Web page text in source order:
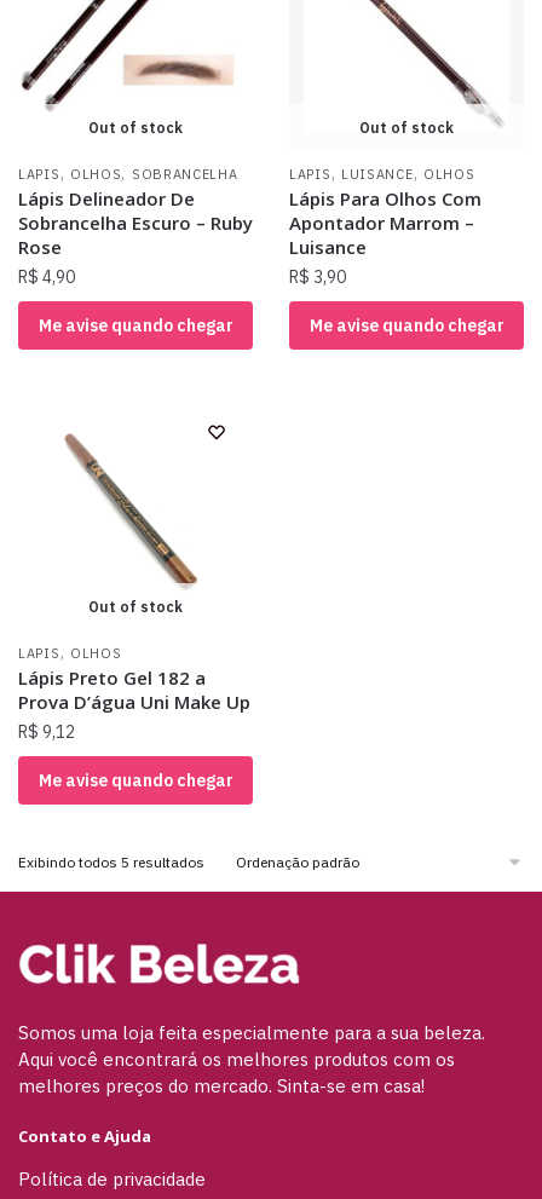
Out of stock
LAPIS , OLHOS, SOBRANCELHA
Lápis Delineador De
Sobrancelha Escuro – Ruby
Rose
R$ 4,90
Me avise quando chegar
Out of stock
LAPIS , LUISANCE, OLHOS
Lápis Para Olhos Com
Apontador Marrom –
Luisance
R$ 3,90
Me avise quando chegar
Out of stock
LAPIS , OLHOS
Lápis Preto Gel 182 a
Prova D’água Uni Make Up
R$ 9,12
Me avise quando chegar
Exibindo todos 5 resultados
Somos uma loja feita especialmente para a sua beleza.
Aqui você encontrará os melhores produtos com os
melhores preços do mercado. Sinta-se em casa!
Contato e Ajuda
Política de privacidade